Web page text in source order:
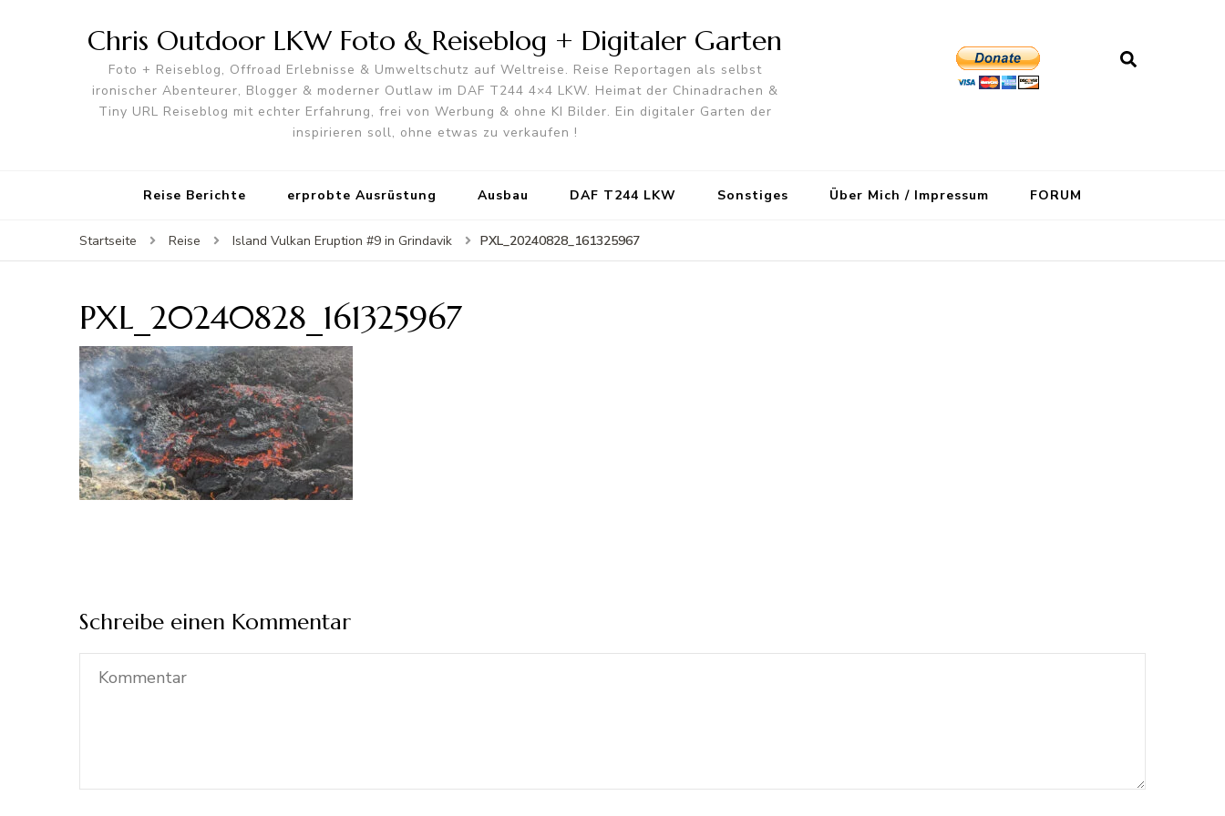
Chris Outdoor LKW Foto & Reiseblog + Digitaler Garten
Foto + Reiseblog, Offroad Erlebnisse & Umweltschutz auf Weltreise. Reise Reportagen als selbst
ironischer Abenteurer, Blogger & moderner Outlaw im DAF T244 4×4 LKW. Heimat der Chinadrachen &
Tiny URL Reiseblog mit echter Erfahrung, frei von Werbung & ohne KI Bilder. Ein digitaler Garten der
inspirieren soll, ohne etwas zu verkaufen !
Reise Berichte erprobte Ausrüstung Ausbau DAF T244 LKW Sonstiges Über Mich / Impressum FORUM
Startseite Reise Island Vulkan Eruption #9 in Grindavik PXL_20240828_161325967
PXL_20240828_161325967
Schreibe einen Kommentar